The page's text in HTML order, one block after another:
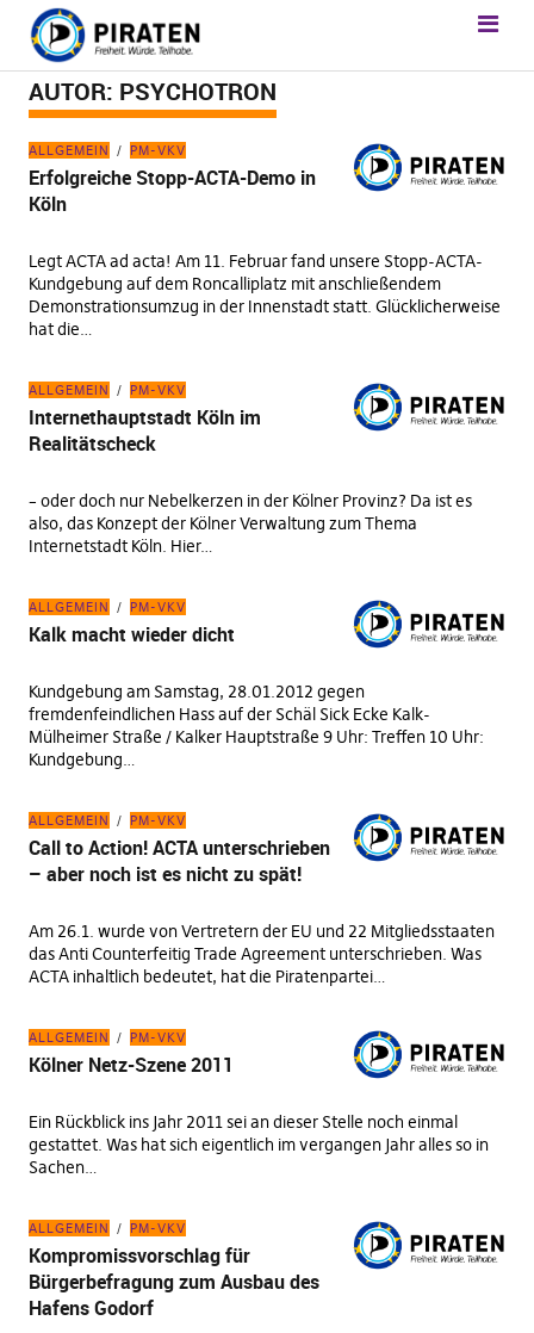
AUTOR: PSYCHOTRON
ALLGEMEIN PM-VKV
Erfolgreiche Stopp-ACTA-Demo in
Köln
Legt ACTA ad acta! Am 11. Februar fand unsere Stopp-ACTA-
Kundgebung auf dem Roncalliplatz mit anschließendem
Demonstrationsumzug in der Innenstadt statt. Glücklicherweise
hat die…
ALLGEMEIN PM-VKV
Internethauptstadt Köln im
Realitätscheck
– oder doch nur Nebelkerzen in der Kölner Provinz? Da ist es
also, das Konzept der Kölner Verwaltung zum Thema
Internetstadt Köln. Hier…
ALLGEMEIN PM-VKV
Kalk macht wieder dicht
Kundgebung am Samstag, 28.01.2012 gegen
fremdenfeindlichen Hass auf der Schäl Sick Ecke Kalk-
Mülheimer Straße / Kalker Hauptstraße 9 Uhr: Treffen 10 Uhr:
Kundgebung…
ALLGEMEIN PM-VKV
Call to Action! ACTA unterschrieben
– aber noch ist es nicht zu spät!
Am 26.1. wurde von Vertretern der EU und 22 Mitgliedsstaaten
das Anti Counterfeitig Trade Agreement unterschrieben. Was
ACTA inhaltlich bedeutet, hat die Piratenpartei…
ALLGEMEIN PM-VKV
Kölner Netz-Szene 2011
Ein Rückblick ins Jahr 2011 sei an dieser Stelle noch einmal
gestattet. Was hat sich eigentlich im vergangen Jahr alles so in
Sachen…
ALLGEMEIN PM-VKV
Kompromissvorschlag für
Bürgerbefragung zum Ausbau des
Hafens Godorf